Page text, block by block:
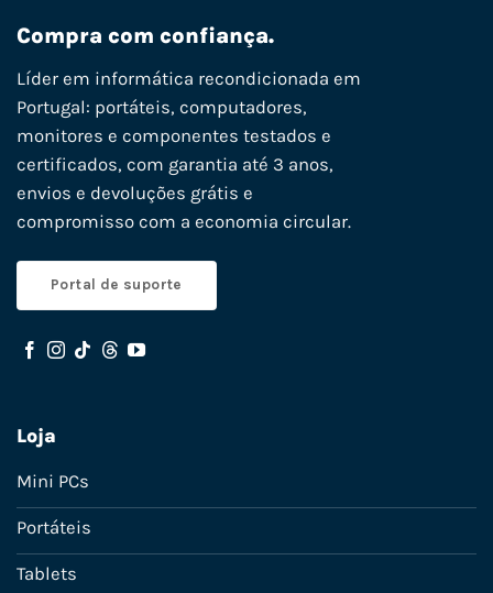
Compra com confiança.
Líder em informática recondicionada em
Portugal: portáteis, computadores,
monitores e componentes testados e
certificados, com garantia até 3 anos,
envios e devoluções grátis e
compromisso com a economia circular.
Portal de suporte
Loja
Mini PCs
Portáteis
Tablets